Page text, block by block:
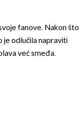
fanove. Nakon što
je odlučila napraviti
već smeđa.
OBAVIJESTI